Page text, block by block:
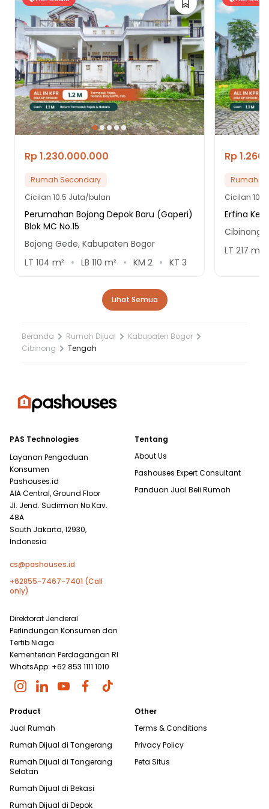
Rp 1.230.000.000
Rumah Secondary
Cicilan 10.5 Juta/bulan
Perumahan Bojong Depok Baru (Gaperi)
Blok MC No.15
Bojong Gede, Kabupaten Bogor
LT 104 m² LB 110 m² KM 2 KT 3
Rp
Rumah
Cicilan
Erfina
Cibinong,
LT 217 m²
Lihat Semua
Beranda Rumah Dijual
Kabupaten Bogor
Cibinong
Tengah
PAS Technologies
Layanan Pengaduan
Konsumen
Pashouses.id
AIA Central, Ground Floor
Jl. Jend. Sudirman No.Kav.
48A
South Jakarta, 12930,
Indonesia
cs@pashouses.id
+62855-7467-7401 (Call
only)
Direktorat Jenderal
Perlindungan Konsumen dan
Tertib Niaga
Kementerian Perdagangan RI
WhatsApp: +62 853 1111 1010
Tentang
About Us
Pashouses Expert Consultant
Panduan Jual Beli Rumah
Product
Jual Rumah
Rumah Dijual di Tangerang
Rumah Dijual di Tangerang
Selatan
Rumah Dijual di Bekasi
Rumah Dijual di Depok
Other
Terms & Conditions
Privacy Policy
Peta Situs